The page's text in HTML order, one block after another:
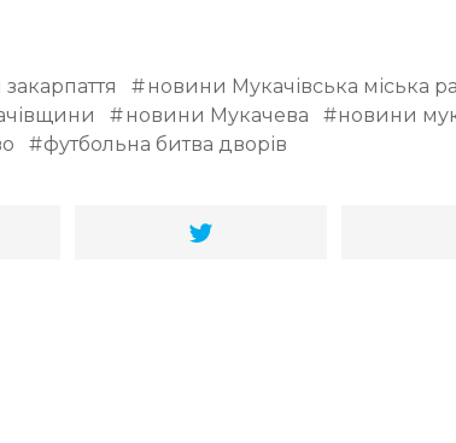
новини Мукачівська міська
новини Мукачева
новини
футбольна битва дворів